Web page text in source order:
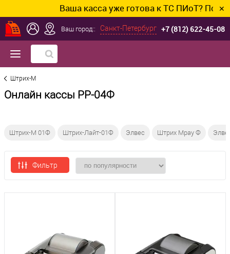
Ваша касса уже готова к ТС ПИоТ? ✕
Ваш город:: Санкт-Петербург +7 (812) 622-45-08
Штрих-М
Онлайн кассы РР-04Ф
Штрих-М 01Ф Штрих-Лайт-01Ф Элвес Штрих Mpay Ф
Фильтр